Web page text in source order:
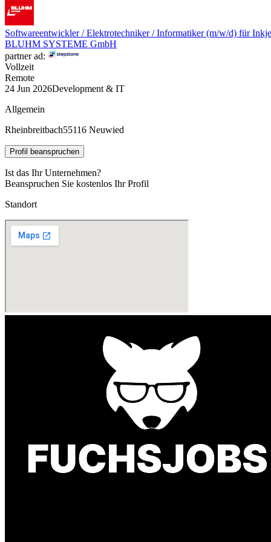
Softwareentwickler / Elektrotechniker / Informatiker (m/w/d) für
BLUHM SYSTEME GmbH
partner ad:
Vollzeit
Remote
24 Jun 2026Development & IT
Allgemein
Rheinbreitbach55116 Neuwied
Profil beanspruchen
Ist das Ihr Unternehmen?
Beanspruchen Sie kostenlos Ihr Profil
Standort